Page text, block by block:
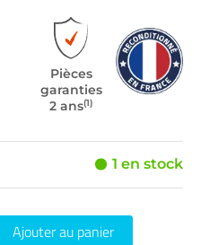
Pièces
garanties
2 ans(1)
1 en stock
Ajouter au panier